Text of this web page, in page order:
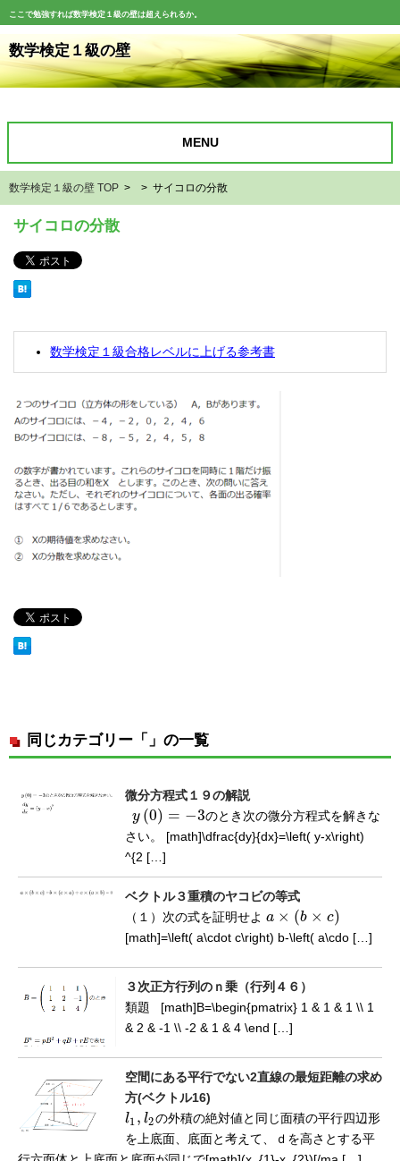
ここで勉強すれば数学検定１級の壁は超えられるか。
数学検定１級の壁
MENU
数学検定１級の壁 TOP > > サイコロの分散
サイコロの分散
数学検定１級合格レベルに上げる参考書
同じカテゴリー「」の一覧
微分方程式１９の解説
y (0) = −3
y( 0)=− 3
のとき次の微分方程式を解きな
さい。 [math]\dfrac{dy}{dx}=\left( y-x\right)
^{2 […]
ベクトル３重積のヤコビの等式
（１）次の式を証明せよ a × (b × c)
a×(b ×c)
[math]=\left( a\cdot c\right) b-\left( a\cdo […]
３次正方行列のｎ乗（行列４６）
類題 [math]B=\begin{pmatrix} 1 & 1 & 1 \\ 1
& 2 & -1 \\ -2 & 1 & 4 \end […]
空間にある平行でない2直線の最短距離の求め
方(ベクトル16)
l1 , l2
l1 ,l 2 の外積の絶対値と同じ面積の平行四辺形
を上底面、底面と考えて、ｄを高さとする平